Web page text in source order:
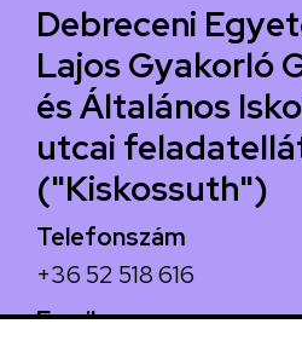
Debreceni
Lajos Gyakorló
és Általános
utcai
("Kiskossuth")
Telefonszám
+36 52 518 616
Email